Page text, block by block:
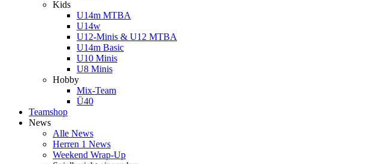
Kids
U14m MTBA
U14w
U12-Minis & U12 MTBA
U14m Basic
U10 Minis
U8 Minis
Hobby
Mix-Team
Ü40
Teamshop
News
Alle News
Herren 1 News
Weekend Wrap-Up